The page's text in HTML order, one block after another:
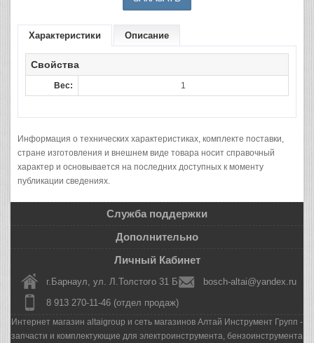
Характеристики Описание
Свойства
Вес: 1
Информация о технических характеристиках, комплекте поставки,
стране изготовления и внешнем виде товара носит справочный
характер и основывается на последних доступных к моменту
публикации сведениях.
Служба поддержки
Дополнительно
Личный Кабинет
г.Барнаул, ул. Л.Толстого 31 Б
bosch-altai@yandex.ru
8 913 270-11-46 (отдел продаж)
Интернет магазин altaigroup и сеть магазинов Алтай Инструмент Групп -
запчасти и комплектующие для электроинструмента, бензоинструмента